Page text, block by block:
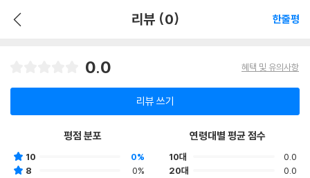
리뷰 (0) 한줄평
0.0 혜택 및 유의사항
리뷰 쓰기
평점 분포
10
0%
8
0%
연령대별 평균 점수
10대
0.0
20대
0.0